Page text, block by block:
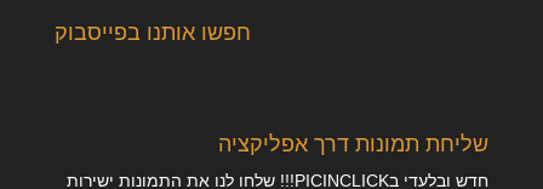
חפשו אותנו בפייסבוק
שליחת תמונות דרך אפליקציה
חדש ובלעדי בPICINCLICK!!! שלחו לנו את התמונות ישירות